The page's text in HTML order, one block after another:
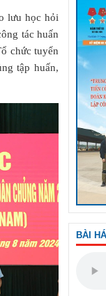
lưu học hỏi
tác huấn
chức tuyển
tập huấn,
BÀI